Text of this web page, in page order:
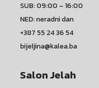
SUB: 09:00 – 16:00
NED: neradni dan
+387 55 24 36 54
bijeljina@kalea.ba
Salon Jelah